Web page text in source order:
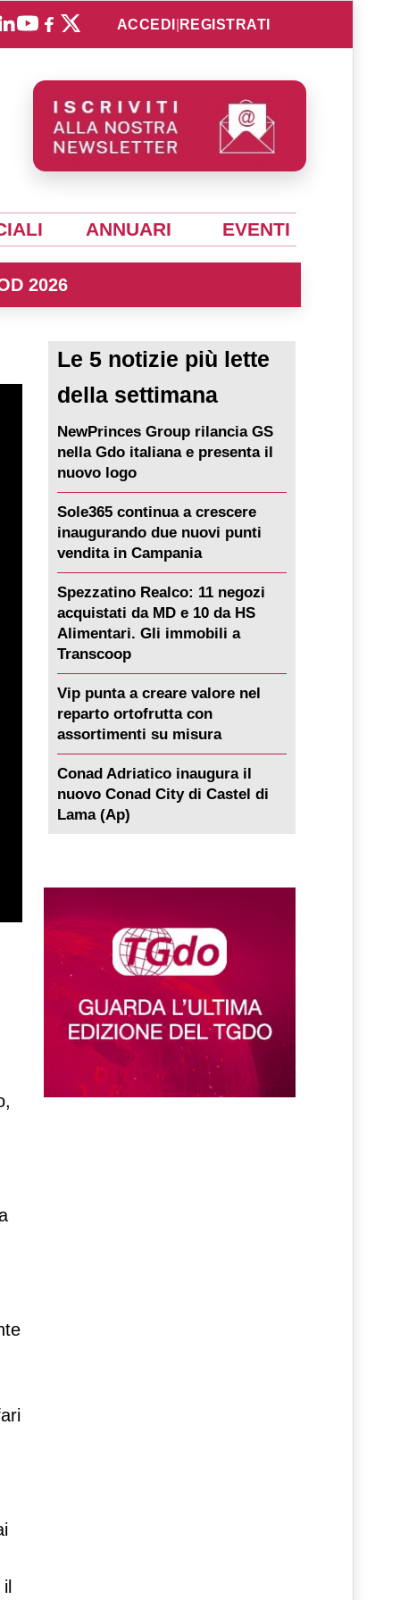
ACCEDI REGISTRATI
ANNUARI EVENTI
2026
il
Le 5 notizie più lette
della settimana
NewPrinces Group rilancia GS
nella Gdo italiana e presenta il
nuovo logo
Sole365 continua a crescere
inaugurando due nuovi punti
vendita in Campania
Spezzatino Realco: 11 negozi
acquistati da MD e 10 da HS
Alimentari. Gli immobili a
Transcoop
Vip punta a creare valore nel
reparto ortofrutta con
assortimenti su misura
Conad Adriatico inaugura il
nuovo Conad City di Castel di
Lama (Ap)